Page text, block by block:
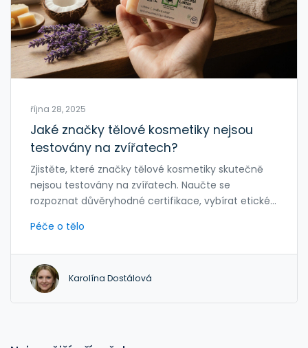
října 28, 2025
Jaké značky tělové kosmetiky nejsou
testovány na zvířatech?
Zjistěte, které značky tělové kosmetiky skutečně
nejsou testovány na zvířatech. Naučte se
rozpoznat důvěryhodné certifikace, vybírat etické
testování.
Péče o tělo
Karolína Dostálová